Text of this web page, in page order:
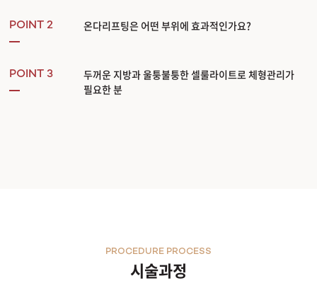
POINT 2 온다리프팅은 어떤 부위에 효과적인가요?
POINT 3
두꺼운 지방과 울퉁불퉁한 셀룰라이트로 체형관리가
필요한 분
시술과정
PROCEDURE PROCESS